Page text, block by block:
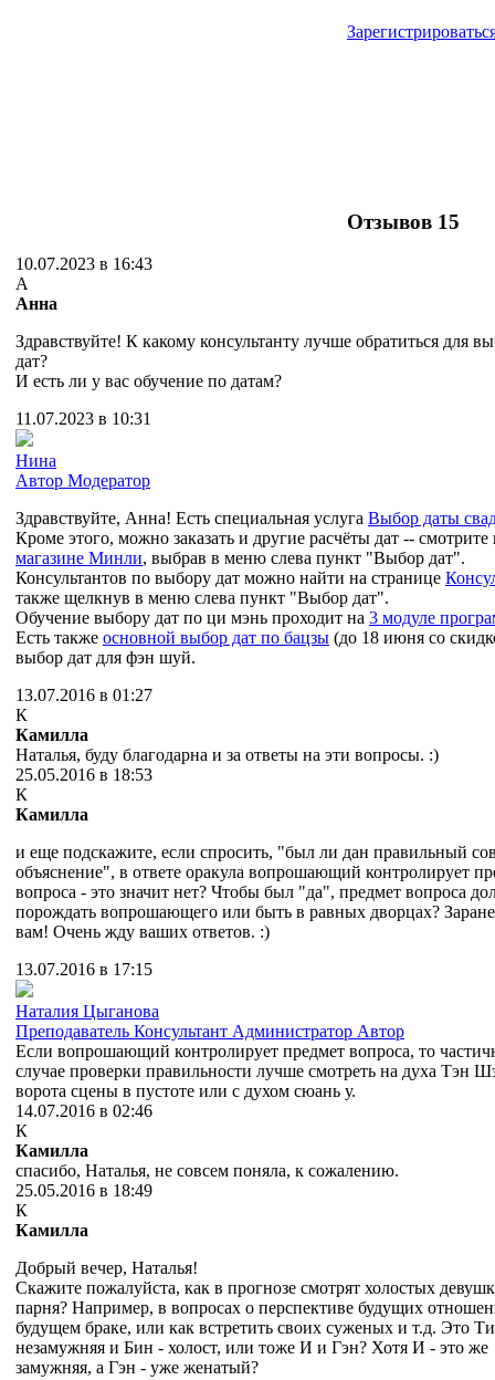
Отзывов 15
10.07.2023 в 16:43
А
Анна
Здравствуйте! К какому консультанту лучше обратиться для
дат?
И есть ли у вас обучение по датам?
11.07.2023 в 10:31
Нина
Автор Модератор
Здравствуйте, Анна! Есть специальная услуга Выбор даты
Кроме этого, можно заказать и другие расчёты дат --
магазине Минли, выбрав в меню слева пункт "Выбор дат".
Консультантов по выбору дат можно найти на странице
также щелкнув в меню слева пункт "Выбор дат".
Обучение выбору дат по ци мэнь проходит на 3 модуле
Есть также основной выбор дат по бацзы (до 18 июня со
выбор дат для фэн шуй.
13.07.2016 в 01:27
К
Камилла
Наталья, буду благодарна и за ответы на эти вопросы. :)
25.05.2016 в 18:53
К
Камилла
и еще подскажите, если спросить, "был ли дан правильный
объяснение", в ответе оракула вопрошающий контролирует
вопроса - это значит нет? Чтобы был "да", предмет вопроса
порождать вопрошающего или быть в равных дворцах?
вам! Очень жду ваших ответов. :)
13.07.2016 в 17:15
Наталия Цыганова
Преподаватель Консультант Администратор Автор
Если вопрошающий контролирует предмет вопроса, то
случае проверки правильности лучше смотреть на духа Тэн
ворота сцены в пустоте или с духом сюань у.
14.07.2016 в 02:46
К
Камилла
спасибо, Наталья, не совсем поняла, к сожалению.
25.05.2016 в 18:49
К
Камилла
Добрый вечер, Наталья!
Скажите пожалуйста, как в прогнозе смотрят холостых
парня? Например, в вопросах о перспективе будущих
будущем браке, или как встретить своих суженых и т.д. Это
незамужняя и Бин - холост, или тоже И и Гэн? Хотя И - это же
замужняя, а Гэн - уже женатый?